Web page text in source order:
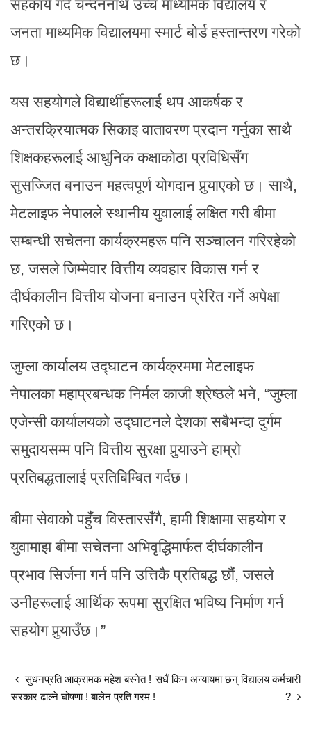
सहकार्य गर्दै चन्दननाथ उच्च माध्यमिक विद्यालय र
जनता माध्यमिक विद्यालयमा स्मार्ट बोर्ड हस्तान्तरण गरेको
छ।
यस सहयोगले विद्यार्थीहरूलाई थप आकर्षक र
अन्तरक्रियात्मक सिकाइ वातावरण प्रदान गर्नुका साथै
शिक्षकहरूलाई आधुनिक कक्षाकोठा प्रविधिसँग
सुसज्जित बनाउन महत्वपूर्ण योगदान पुर्‍याएको छ। साथै,
मेटलाइफ नेपालले स्थानीय युवालाई लक्षित गरी बीमा
सम्बन्धी सचेतना कार्यक्रमहरू पनि सञ्चालन गरिरहेको
छ, जसले जिम्मेवार वित्तीय व्यवहार विकास गर्न र
दीर्घकालीन वित्तीय योजना बनाउन प्रेरित गर्ने अपेक्षा
गरिएको छ।
जुम्ला कार्यालय उद्घाटन कार्यक्रममा मेटलाइफ
नेपालका महाप्रबन्धक निर्मल काजी श्रेष्ठले भने, “जुम्ला
एजेन्सी कार्यालयको उद्घाटनले देशका सबैभन्दा दुर्गम
समुदायसम्म पनि वित्तीय सुरक्षा पुर्‍याउने हाम्रो
प्रतिबद्धतालाई प्रतिबिम्बित गर्दछ।
बीमा सेवाको पहुँच विस्तारसँगै, हामी शिक्षामा सहयोग र
युवामाझ बीमा सचेतना अभिवृद्धिमार्फत दीर्घकालीन
प्रभाव सिर्जना गर्न पनि उत्तिकै प्रतिबद्ध छौं, जसले
उनीहरूलाई आर्थिक रूपमा सुरक्षित भविष्य निर्माण गर्न
सहयोग पुर्‍याउँछ।”
सुधनप्रति आक्रामक महेश बस्नेत !
सरकार ढाल्ने घोषणा ! बालेन प्रति गरम !
सधैं किन अन्यायमा छन् विद्यालय कर्मचारी
?